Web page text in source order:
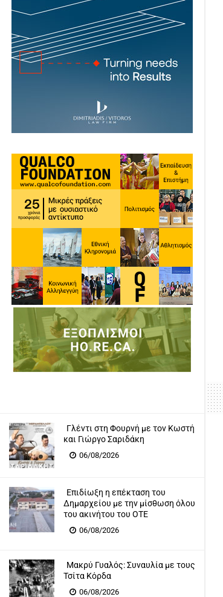
Γλέντι στη Φουρνή με τον Κωστή
και Γιώργο Σαριδάκη
06/08/2026
Επιδίωξη η επέκταση του
Δημαρχείου με την μίσθωση όλου
του ακινήτου του ΟΤΕ
06/08/2026
Μακρύ Γυαλός: Συναυλία με τους
Τσίτα Κόρδα
06/08/2026